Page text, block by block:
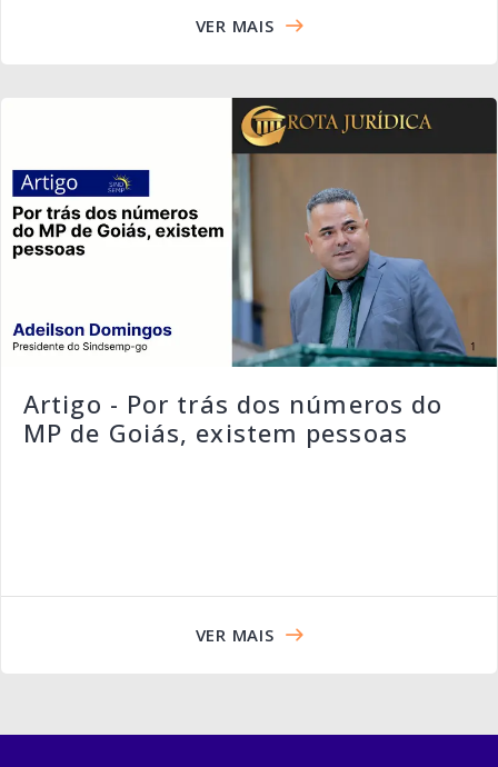
VER MAIS
Artigo - Por trás dos números do
MP de Goiás, existem pessoas
VER MAIS